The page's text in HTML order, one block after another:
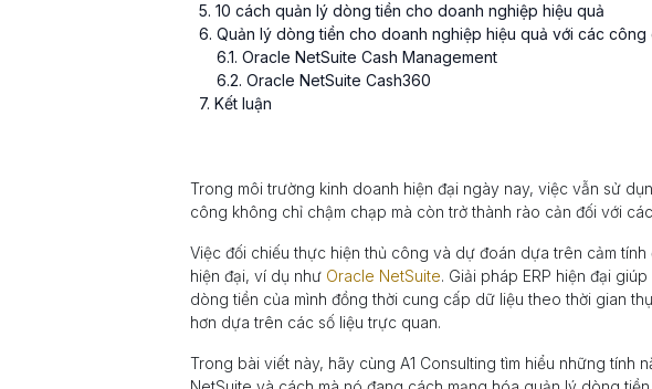
5. 10 cách quản lý dòng tiền cho doanh nghiệp hiệu quả
6. Quản lý dòng tiền cho doanh nghiệp hiệu quả với các
6.1. Oracle NetSuite Cash Management
6.2. Oracle NetSuite Cash360
7. Kết luận
Trong môi trường kinh doanh hiện đại ngày nay, việc vẫn sử
công không chỉ chậm chạp mà còn trở thành rào cản đối với
Việc đối chiếu thực hiện thủ công và dự đoán dựa trên cảm
hiện đại, ví dụ như Oracle NetSuite. Giải pháp ERP hiện đại giúp
dòng tiền của mình đồng thời cung cấp dữ liệu theo thời gian
hơn dựa trên các số liệu trực quan.
Trong bài viết này, hãy cùng A1 Consulting tìm hiểu những tính